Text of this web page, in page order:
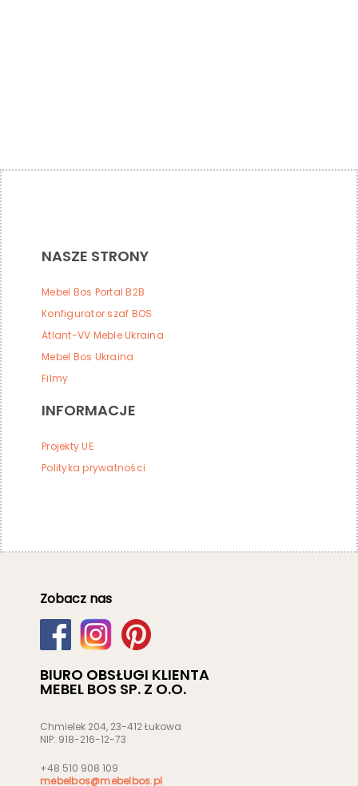
Zobacz nas
BIURO OBSŁUGI KLIENTA
MEBEL BOS SP. Z O.O.
Chmielek 204, 23-412 Łukowa
NIP: 918-216-12-73
+48 510 908 109
mebelbos@mebelbos.pl
NASZE STRONY
Mebel Bos Portal B2B
Konfigurator szaf BOS
Atlant-VV Meble Ukraina
Mebel Bos Ukraina
Filmy
INFORMACJE
Projekty UE
Polityka prywatności